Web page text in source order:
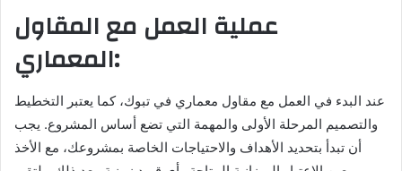
عملية العمل مع المقاول
المعماري:
عند البدء في العمل مع مقاول معماري في تبوك، كما يعتبر التخطيط
والتصميم المرحلة الأولى والمهمة التي تضع أساس المشروع. يجب
أن تبدأ بتحديد الأهداف والاحتياجات الخاصة بمشروعك، مع الأخذ